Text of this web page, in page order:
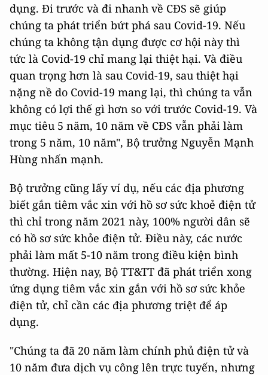
dụng. Đi trước và đi nhanh về CĐS sẽ giúp
chúng ta phát triển bứt phá sau Covid-19. Nếu
chúng ta không tận dụng được cơ hội này thì
tức là Covid-19 chỉ mang lại thiệt hại. Và điều
quan trọng hơn là sau Covid-19, sau thiệt hại
nặng nề do Covid-19 mang lại, thì chúng ta vẫn
không có lợi thế gì hơn so với trước Covid-19. Và
mục tiêu 5 năm, 10 năm về CĐS vẫn phải làm
trong 5 năm, 10 năm", Bộ trưởng Nguyễn Mạnh
Hùng nhấn mạnh.
Bộ trưởng cũng lấy ví dụ, nếu các địa phương
biết gắn tiêm vắc xin với hồ sơ sức khoẻ điện tử
thì chỉ trong năm 2021 này, 100% người dân sẽ
có hồ sơ sức khỏe điện tử. Điều này, các nước
phải làm mất 5-10 năm trong điều kiện bình
thường. Hiện nay, Bộ TT&TT đã phát triển xong
ứng dụng tiêm vắc xin gắn với hồ sơ sức khỏe
điện tử, chỉ cần các địa phương triệt để áp
dụng.
"Chúng ta đã 20 năm làm chính phủ điện tử và
10 năm đưa dịch vụ công lên trực tuyến, nhưng